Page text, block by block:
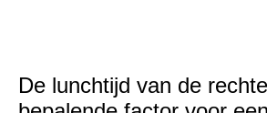
De lunchtijd van de